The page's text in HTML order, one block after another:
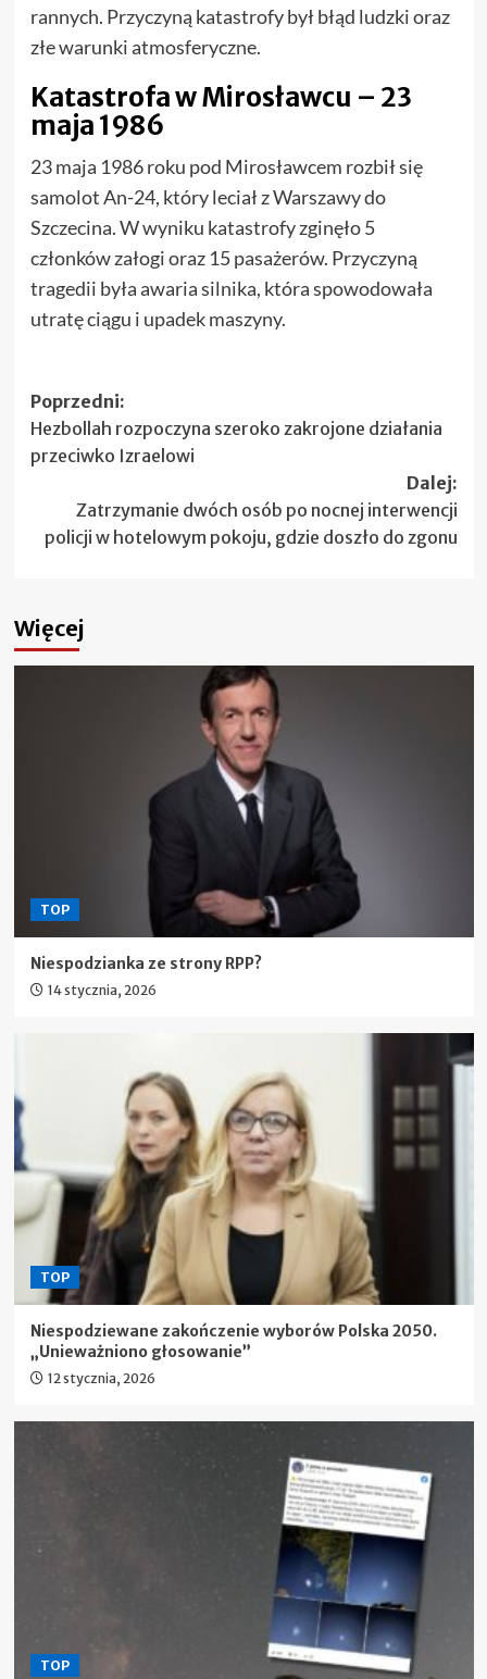
rannych. Przyczyną katastrofy był błąd ludzki oraz
złe warunki atmosferyczne.
Katastrofa w Mirosławcu – 23
maja 1986
23 maja 1986 roku pod Mirosławcem rozbił się
samolot An-24, który leciał z Warszawy do
Szczecina. W wyniku katastrofy zginęło 5
członków załogi oraz 15 pasażerów. Przyczyną
tragedii była awaria silnika, która spowodowała
utratę ciągu i upadek maszyny.
Zobacz
wpisy
Poprzedni:
Hezbollah rozpoczyna szeroko zakrojone działania
przeciwko Izraelowi
Dalej:
Zatrzymanie dwóch osób po nocnej interwencji
policji w hotelowym pokoju, gdzie doszło do zgonu
Więcej
TOP
Niespodzianka ze strony RPP?
14 stycznia, 2026
TOP
Niespodziewane zakończenie wyborów Polska 2050.
„Unieważniono głosowanie”
12 stycznia, 2026
TOP